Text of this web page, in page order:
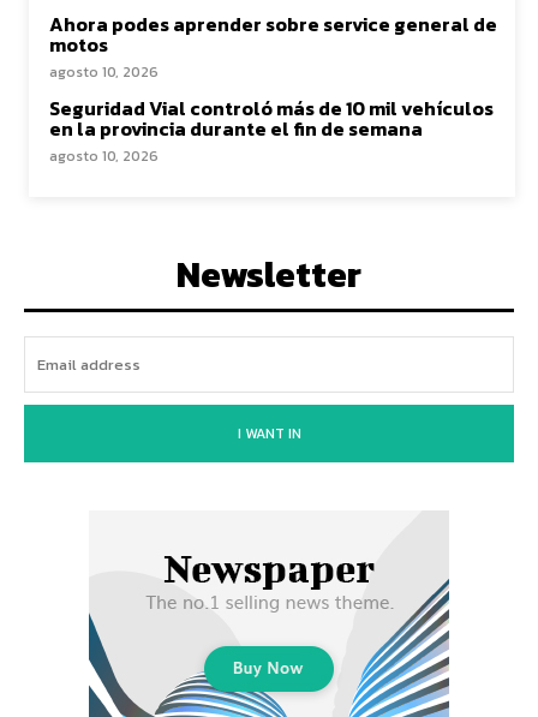
Ahora podes aprender sobre service general de
motos
agosto 10, 2026
Seguridad Vial controló más de 10 mil vehículos
en la provincia durante el fin de semana
agosto 10, 2026
Newsletter
I WANT IN